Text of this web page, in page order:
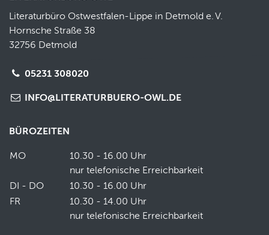
Literaturbüro Ostwestfalen-Lippe in Detmold e.V.
Hornsche Straße 38
32756 Detmold
05231 308020
INFO@LITERATURBUERO-OWL.DE
BÜROZEITEN
MO
10.30 - 16.00 Uhr
nur telefonische Erreichbarkeit
DI - DO
10.30 - 16.00 Uhr
FR
10.30 - 14.00 Uhr
nur telefonische Erreichbarkeit